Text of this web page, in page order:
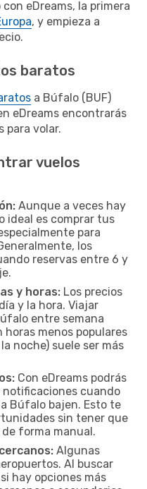
eDreams, la primera
, y empieza a
baratos
a Búfalo (BUF)
eDreams encontrarás
para volar.
vuelos
Aunque a veces hay
ideal es comprar tus
para
los
reservas entre 6 y
y horas: Los precios
y la hora. Viajar
entre semana
horas menos populares
noche) suele ser más
Con eDreams podrás
notificaciones cuando
Búfalo bajen. Esto te
sin tener que
forma manual.
Algunas
Al buscar
hay opciones más